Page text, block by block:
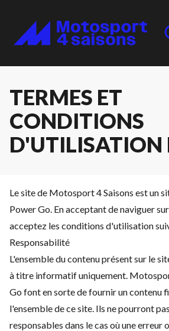
TERMES ET
CONDITIONS
D'UTILISATION
Le site de Motosport 4 Saisons est un
Power Go. En acceptant de naviguer
acceptez les conditions d'utilisation
Responsabilité
L'ensemble du contenu présent sur le
à titre informatif uniquement.
Go font en sorte de fournir un contenu
l'ensemble de ce site. Ils ne pourront
responsables dans le cas où une erreur